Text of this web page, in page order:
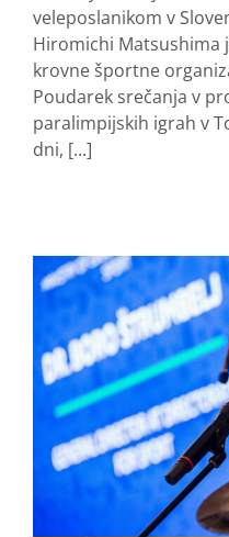
veleposlanikom v
Hiromichi Matsushima
krovne športne
Poudarek srečanja v
paralimpijskih igrah v
dni, [...]